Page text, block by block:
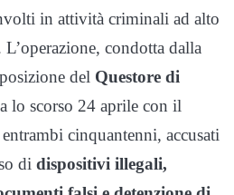
in attività criminali ad alto
condotta dalla
del Questore di
lo scorso 24 aprile con il
cinquantenni, accusati
di dispositivi illegali,